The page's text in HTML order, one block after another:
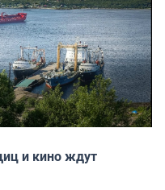
и кино ждут